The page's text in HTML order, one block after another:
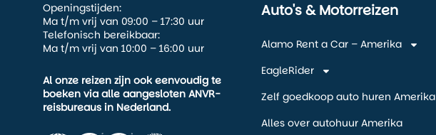
Openingstijden:
Ma t/m vrij van 09:00 – 17:30 uur
Telefonisch bereikbaar:
Ma t/m vrij van 10:00 – 16:00 uur
Al onze reizen zijn ook eenvoudig te
boeken via alle aangesloten ANVR-
reisbureaus in Nederland.
Auto's & Motorreizen
Alamo Rent a Car – Amerika
EagleRider
Zelf goedkoop auto huren Amerika
Alles over autohuur Amerika